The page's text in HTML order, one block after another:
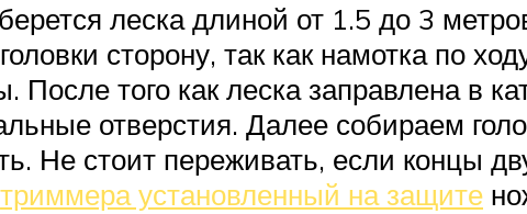
леска длиной от 1.5 до 3
сторону, так как намотка по
После того как леска заправлена в
отверстия. Далее собираем
Не стоит переживать, если концы
триммера установленный на защите